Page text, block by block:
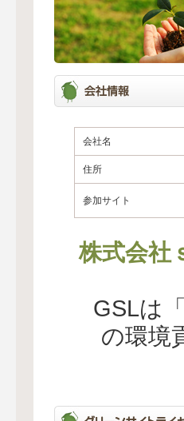
会社名
住所
参加サイト
株式会社
GSLは
の環境